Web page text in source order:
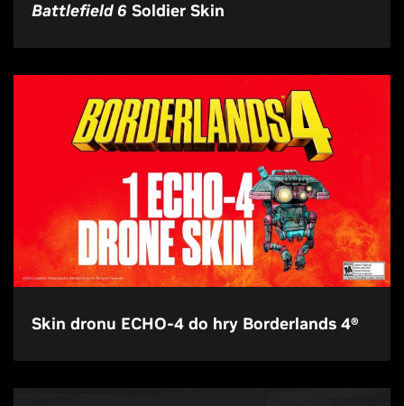
Battlefield 6 Soldier Skin
Skin dronu ECHO-4 do hry Borderlands 4®